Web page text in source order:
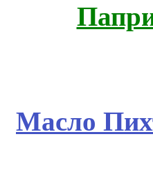
Масло